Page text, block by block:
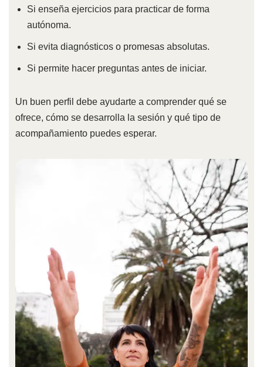
Si enseña ejercicios para practicar de forma
autónoma.
Si evita diagnósticos o promesas absolutas.
Si permite hacer preguntas antes de iniciar.
Un buen perfil debe ayudarte a comprender qué se
ofrece, cómo se desarrolla la sesión y qué tipo de
acompañamiento puedes esperar.